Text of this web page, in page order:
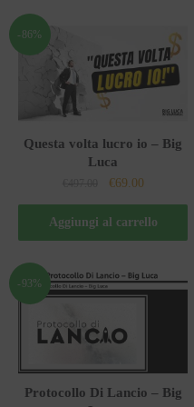
-86%
Questa volta lucro io – Big
Luca
Il
prezzo
originale
era:
€69.00Il
prezzo
attuale
è:
Aggiungi al carrello
-93%
Protocollo Di Lancio – Big